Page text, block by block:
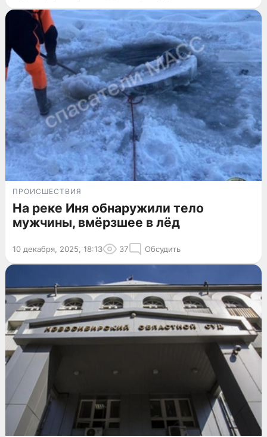
ПРОИСШЕСТВИЯ
На реке Иня обнаружили тело
мужчины, вмёрзшее в лёд
10 декабря, 2025, 18:13 37 Обсудить